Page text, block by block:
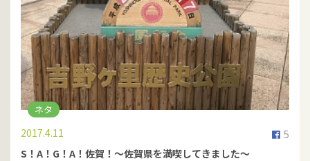
ネタ
5
2017.4.11
S！A！G！A！佐賀！〜佐賀県を満喫してきました〜